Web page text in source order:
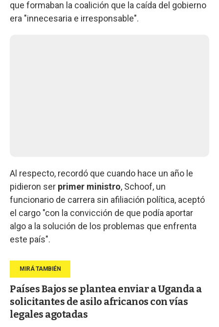
que formaban la coalición que la caída del gobierno
era "innecesaria e irresponsable".
Al respecto, recordó que cuando hace un año le
pidieron ser primer ministro, Schoof, un
funcionario de carrera sin afiliación política, aceptó
el cargo "con la convicción de que podía aportar
algo a la solución de los problemas que enfrenta
este país".
Países Bajos se plantea enviar a Uganda a
solicitantes de asilo africanos con vías
legales agotadas